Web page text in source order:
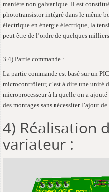
manière non galvanique. Il est
phototransistor intégré dans le même
électrique en énergie électrique, la
peut être de l’ordre de quelques
3.4) Partie commande :
La partie commande est basé sur un
microcontrôleur, c’est à dire une unité
microprocesseur à la quelle on a
des montages sans nécessiter l’ajout
4) Réalisation
variateur :